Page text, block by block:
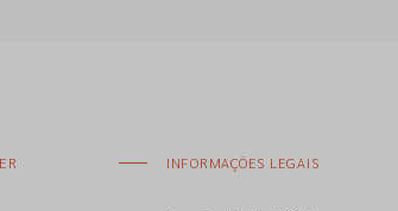
INFORMAÇÕES LEGAIS